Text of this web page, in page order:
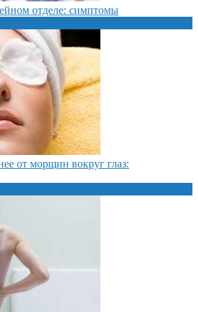
отделе: симптомы
от морщин вокруг глаз: